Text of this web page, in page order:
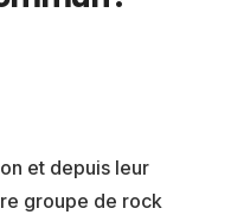
et depuis leur
groupe de rock